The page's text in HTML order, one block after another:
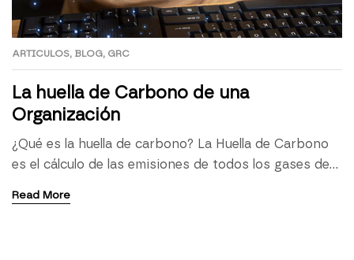
ARTICULOS, BLOG, GRC
La huella de Carbono de una
Organización
¿Qué es la huella de carbono? La Huella de Carbono
es el cálculo de las emisiones de todos los gases de
organizaciones, eventos o actividades, o al ciclo de
Read More